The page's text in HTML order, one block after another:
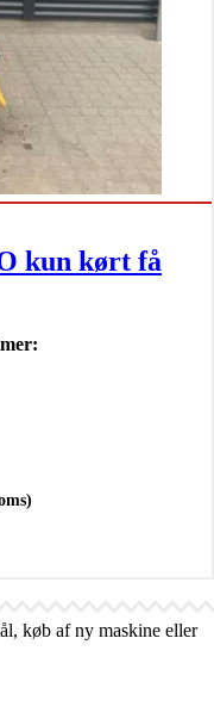
kun kørt få
køb af ny maskine eller